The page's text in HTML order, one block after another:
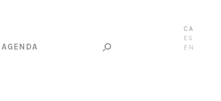
CA
ES
EN
AGENDA